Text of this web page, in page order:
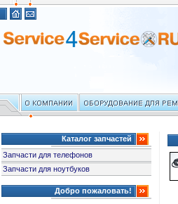
Каталог запчастей
Запчасти для телефонов
Запчасти для ноутбуков
Добро пожаловать!